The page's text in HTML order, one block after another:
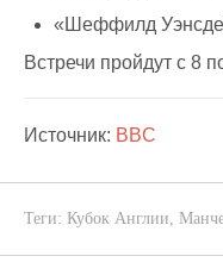
«Шеффилд
Встречи пройдут с 8
Источник: BBC
Теги: Кубок Англии,